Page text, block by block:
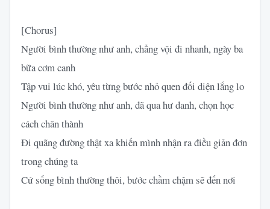
[Chorus]
Người bình thường như anh, chẳng vội đi nhanh, ngày ba
bữa cơm canh
Tập vui lúc khó, yêu từng bước nhỏ quen đối diện lắng lo
Người bình thường như anh, đã qua hư danh, chọn học
cách chân thành
Đi quãng đường thật xa khiến mình nhận ra điều giản đơn
trong chúng ta
Cứ sống bình thường thôi, bước chầm chậm sẽ đến nơi